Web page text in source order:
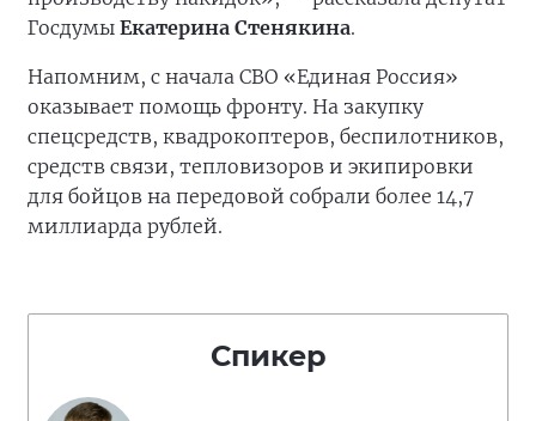
Госдумы Екатерина Стенякина.
Напомним, с начала СВО «Единая Россия»
оказывает помощь фронту. На закупку
спецсредств, квадрокоптеров, беспилотников,
средств связи, тепловизоров и экипировки
для бойцов на передовой собрали более 14,7
миллиарда рублей.
Спикер